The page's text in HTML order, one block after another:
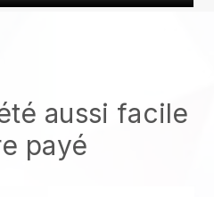
aussi facile
payé